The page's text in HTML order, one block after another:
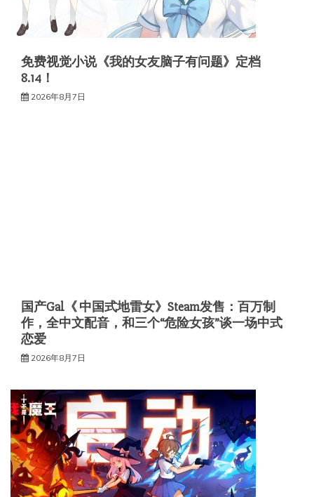
免费视觉小说《我的女友脑子有问题》定档
8.14！
2026年8月7日
国产Gal《 中国式地雷女》Steam发售：百万制
作，全中文配音，和三个“危险女孩”谈一场中式
恋爱
2026年8月7日